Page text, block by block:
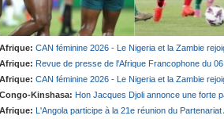
Afrique: CAN féminine 2026 - Le Nigeria et la Zambie rejoignent les
Afrique: Revue de presse de l'Afrique Francophone du
Afrique: CAN féminine 2026 - Le Nigeria et la Zambie rejoignent les
Congo-Kinshasa: Hon Jacques Djoli annonce une forte participation du pays à la Conférence des présidents
Afrique: L'Angola participe à la 21e réunion du Partenariat Afrique-Monde